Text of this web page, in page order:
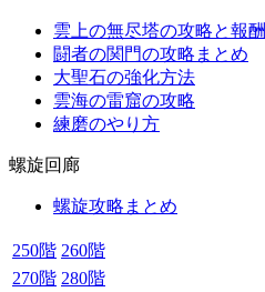
雲上の無尽塔の攻略と報酬
闘者の関門の攻略まとめ
大聖石の強化方法
雲海の雷窟の攻略
練磨のやり方
螺旋回廊
螺旋攻略まとめ
250階 260階
270階 280階